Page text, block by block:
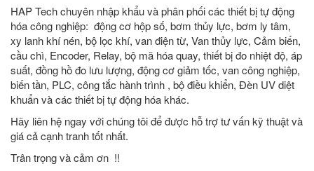
HAP Tech chuyên nhập khẩu và phân phối các thiết bị tự động
hóa công nghiệp: động cơ hộp số, bơm thủy lực, bơm ly tâm,
xy lanh khí nén, bộ lọc khí, van điện từ, Van thủy lực, Cảm biến,
cầu chì, Encoder, Relay, bộ mã hóa quay, thiết bị đo nhiệt độ, áp
suất, đồng hồ đo lưu lượng, động cơ giảm tốc, van công nghiệp,
biến tần, PLC, công tắc hành trình , bộ điều khiển, Đèn UV diệt
khuẩn và các thiết bị tự động hóa khác.
Hãy liên hệ ngay với chúng tôi để được hỗ trợ tư vấn kỹ thuật và
giá cả cạnh tranh tốt nhất.
Trân trọng và cảm ơn !!